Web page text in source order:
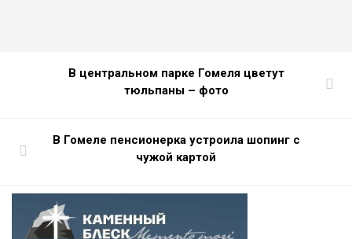
В центральном парке Гомеля цветут
тюльпаны – фото
В Гомеле пенсионерка устроила шопинг с
чужой картой